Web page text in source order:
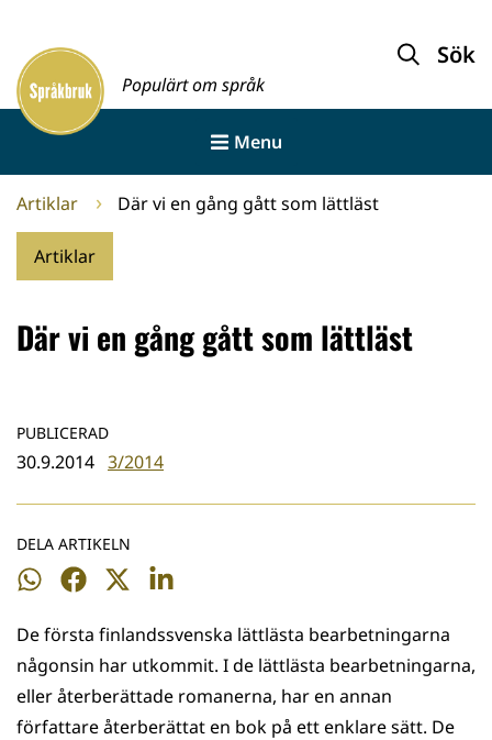
innehållet
Framsida
Populärt om språk
Sök
Menu
Artiklar Där vi en gång gått som lättläst
Artiklar
Där vi en gång gått som lättläst
PUBLICERAD
30.9.2014 3/2014
DELA ARTIKELN
Dela
WhatsApp
Dela
Facebook
Dela
Twitter
Dela
LinkedIn
De första finlandssvenska lättlästa bearbetningarna
någonsin har utkommit. I de lättlästa bearbetningarna,
eller återberättade romanerna, har en annan
författare återberättat en bok på ett enklare sätt. De